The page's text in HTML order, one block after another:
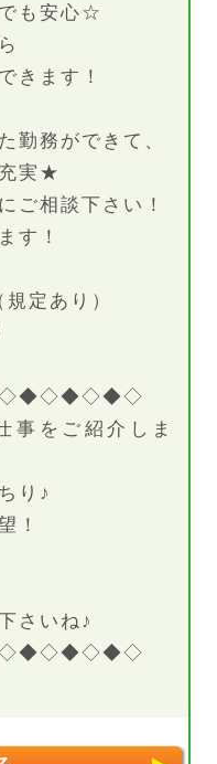
も安心☆
きます！
勤務ができて、
実★
ご相談下さい！
す！
定あり）
事をご紹介しま
り♪
！
さいね♪